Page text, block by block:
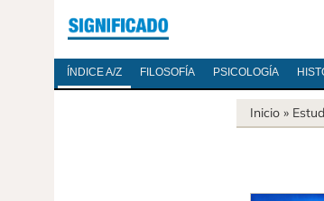
ÍNDICE A/Z FILOSOFÍA PSICOLOGÍA
Inicio »